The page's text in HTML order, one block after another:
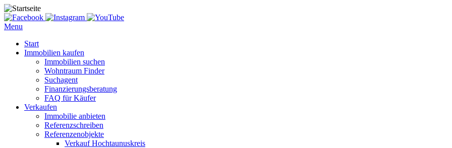
Menu
Start
Immobilien kaufen
Immobilien suchen
Wohntraum Finder
Suchagent
Finanzierungsberatung
FAQ für Käufer
Verkaufen
Immobilie anbieten
Referenzschreiben
Referenzenobjekte
Verkauf Hochtaunuskreis